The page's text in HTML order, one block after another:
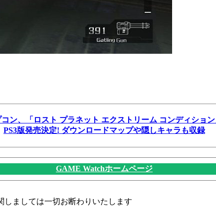
コン、「ロスト プラネット エクストリーム コンディショ
PS3版発売決定! ダウンロードマップや隠しキャラも収録
GAME Watchホームページ
しましては一切お断わりいたします